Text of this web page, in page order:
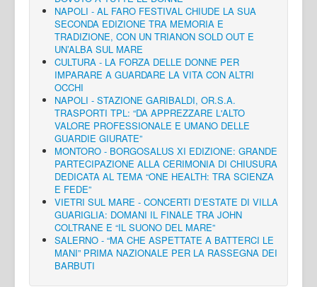
NAPOLI - AL FARO FESTIVAL CHIUDE LA SUA
SECONDA EDIZIONE TRA MEMORIA E
TRADIZIONE, CON UN TRIANON SOLD OUT E
UN’ALBA SUL MARE
CULTURA - LA FORZA DELLE DONNE PER
IMPARARE A GUARDARE LA VITA CON ALTRI
OCCHI
NAPOLI - STAZIONE GARIBALDI, OR.S.A.
TRASPORTI TPL: “DA APPREZZARE L'ALTO
VALORE PROFESSIONALE E UMANO DELLE
GUARDIE GIURATE”
MONTORO - BORGOSALUS XI EDIZIONE: GRANDE
PARTECIPAZIONE ALLA CERIMONIA DI CHIUSURA
DEDICATA AL TEMA “ONE HEALTH: TRA SCIENZA
E FEDE”
VIETRI SUL MARE - CONCERTI D’ESTATE DI VILLA
GUARIGLIA: DOMANI IL FINALE TRA JOHN
COLTRANE E “IL SUONO DEL MARE”
SALERNO - “MA CHE ASPETTATE A BATTERCI LE
MANI” PRIMA NAZIONALE PER LA RASSEGNA DEI
BARBUTI